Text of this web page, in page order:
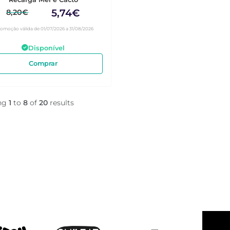
8,20€ 5,74€
válida de 01/07/2026 a 31/08/2026
Disponível
Comprar
1 to 8 of 20 results